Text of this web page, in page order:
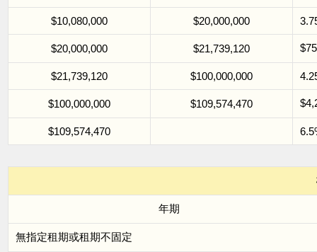
$10,080,000 $20,000,000
$20,000,000 $21,739,120
$21,739,120 $100,000,000
$100,000,000 $109,574,470
$109,574,470
年期
無指定租期或租期不固定